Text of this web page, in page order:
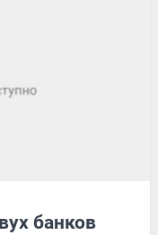
банков